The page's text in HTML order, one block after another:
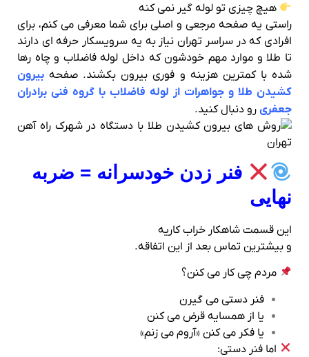
هیچ چیزی تو لوله گیر نمی‌ کنه
راستی یه صفحه مرجعی و اصلی برای شما معرفی می کنم، برای
افرادی که در سراسر تهران نیاز به یه سرویسکار حرفه ای دارند
تا طلا و موارد مهم خودشون که داخل لوله فاضلاب و چاه رها
شده با کمترین هزینه و فوری بیرون بکشند. صفحه بیرون
کشیدن طلا و جواهرات از لوله فاضلاب با گروه فنی برادران
جعفری رو دنبال کنید.
فنر زدن خودسرانه = ضربه
نهایی
این قسمت شاهکار خراب‌ کاریه
و بیشترین تماس بعد از این اتفاقه.
مردم چی کار می‌ کنن؟
فنر دستی می‌ گیرن
یا از همسایه قرض می‌ کنن
یا فکر می‌ کنن «آروم می‌ زنم»
اما فنر دستی: